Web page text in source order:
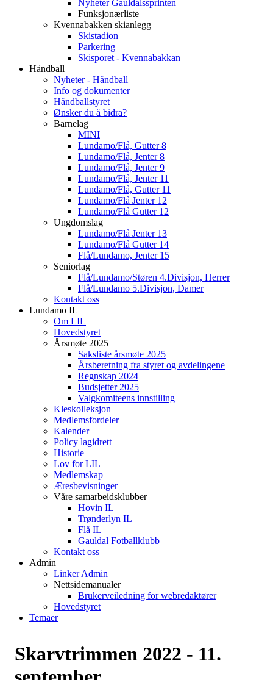
Nyheter Gauldalssprinten
Funksjonærliste
Kvennabakken skianlegg
Skistadion
Parkering
Skisporet - Kvennabakkan
Håndball
Nyheter - Håndball
Info og dokumenter
Håndballstyret
Ønsker du å bidra?
Barnelag
MINI
Lundamo/Flå, Gutter 8
Lundamo/Flå, Jenter 8
Lundamo/Flå, Jenter 9
Lundamo/Flå, Jenter 11
Lundamo/Flå, Gutter 11
Lundamo/Flå Jenter 12
Lundamo/Flå Gutter 12
Ungdomslag
Lundamo/Flå Jenter 13
Lundamo/Flå Gutter 14
Flå/Lundamo, Jenter 15
Seniorlag
Flå/Lundamo/Støren 4.Divisjon, Herrer
Flå/Lundamo 5.Divisjon, Damer
Kontakt oss
Lundamo IL
Om LIL
Hovedstyret
Årsmøte 2025
Saksliste årsmøte 2025
Årsberetning fra styret og avdelingene
Regnskap 2024
Budsjetter 2025
Valgkomiteens innstilling
Kleskolleksjon
Medlemsfordeler
Kalender
Policy lagidrett
Historie
Lov for LIL
Medlemskap
Æresbevisninger
Våre samarbeidsklubber
Hovin IL
Trønderlyn IL
Flå IL
Gauldal Fotballklubb
Kontakt oss
Admin
Linker Admin
Nettsidemanualer
Brukerveiledning for webredaktører
Hovedstyret
Temaer
Skarvtrimmen 2022 - 11.